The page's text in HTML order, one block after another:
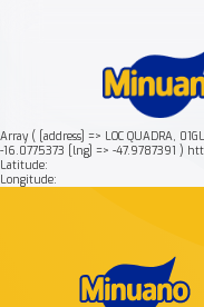
Array ( [address] => LOC QUADRA,
-16.0775373 [lng] => -47.9787391 )
Latitude:
Longitude: